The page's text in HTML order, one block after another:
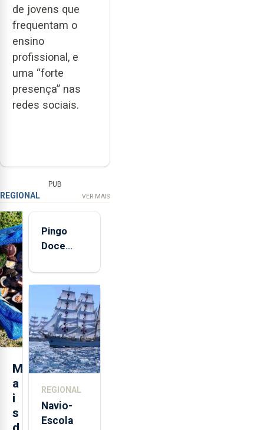
de jovens que
frequentam o
ensino
profissional, e
uma “forte
presença” nas
redes sociais.
PUB
REGIONAL VER MAIS
M
a
i
s
Pingo
Doce
quinta-
feira nova
loja em
São
Sebastião
e cria 30
postos de
REGIONAL
Navio-
Escola